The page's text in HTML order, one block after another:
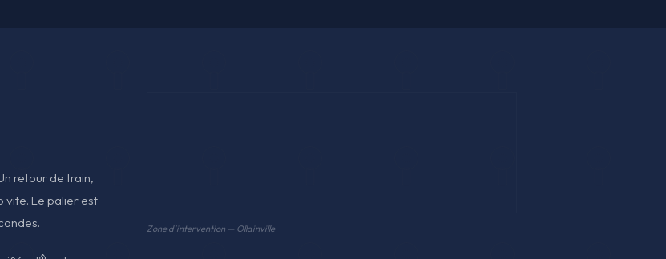
retour de train,
vite. Le palier est
Zone d'intervention — Ollainville